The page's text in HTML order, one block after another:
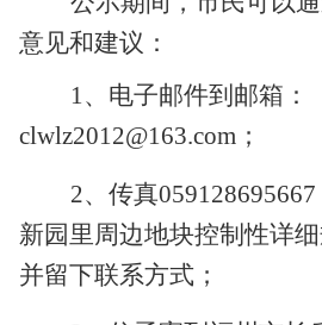
意见和建议：
1、电子邮件到邮箱：
clwlz2012@163.com；
2、传真
新园里周边地块控制性详细
并留下联系方式；